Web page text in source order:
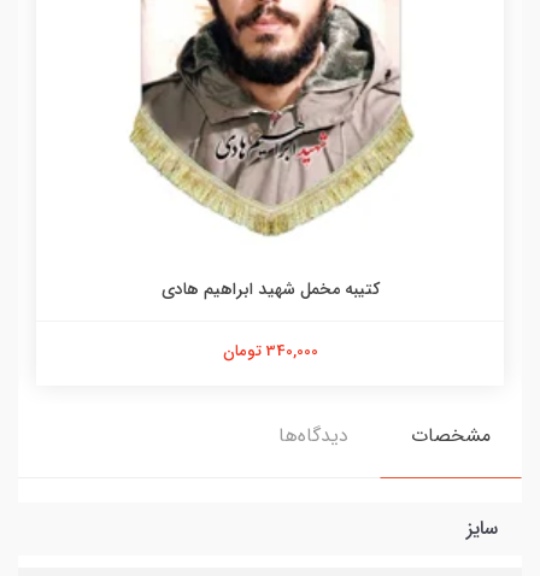
کتیبه مخمل شهید ابراهیم هادی
340,000 تومان
مشخصات دیدگاه‌ها
سایز